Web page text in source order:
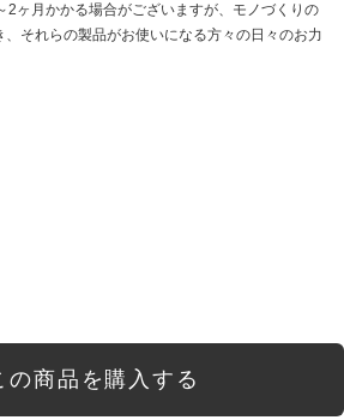
2ヶ月かかる場合がございますが、モノづくりの
それらの製品がお使いになる方々の日々のお力
の商品を購入する